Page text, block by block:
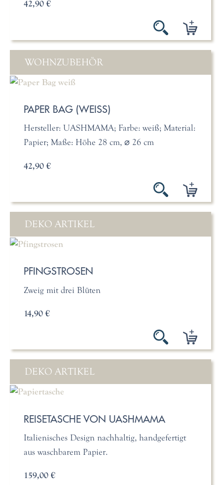
42,90 €
WOHNZUBEHÖR
PAPER BAG (WEISS)
Hersteller: UASHMAMA; Farbe: weiß; Material:
Papier; Maße: Höhe 28 cm, ⌀ 26 cm
42,90 €
DEKO ARTIKEL
PFINGSTROSEN
Zweig mit drei Blüten
14,90 €
DEKO ARTIKEL
REISETASCHE VON UASHMAMA
Italienisches Design nachhaltig, handgefertigt
aus waschbarem Papier.
159,00 €